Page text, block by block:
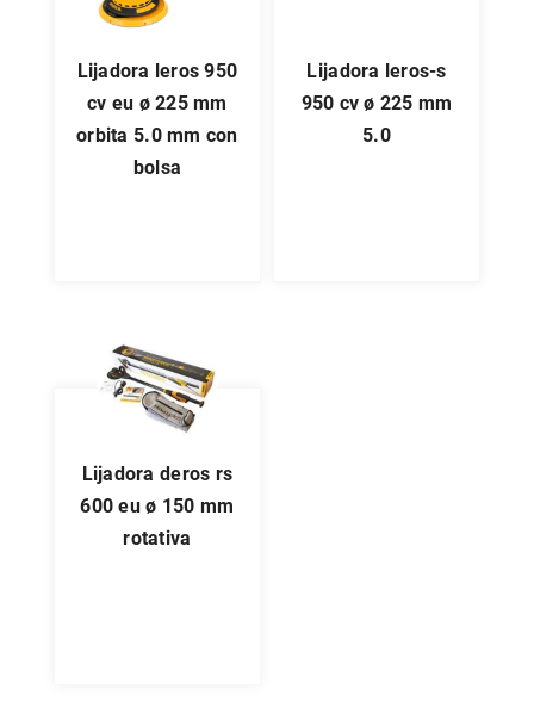
lijadora leros 950
cv eu ø 225 mm
orbita 5.0 mm con
bolsa
lijadora leros-s
950 cv ø 225 mm
5.0
lijadora deros rs
600 eu ø 150 mm
rotativa